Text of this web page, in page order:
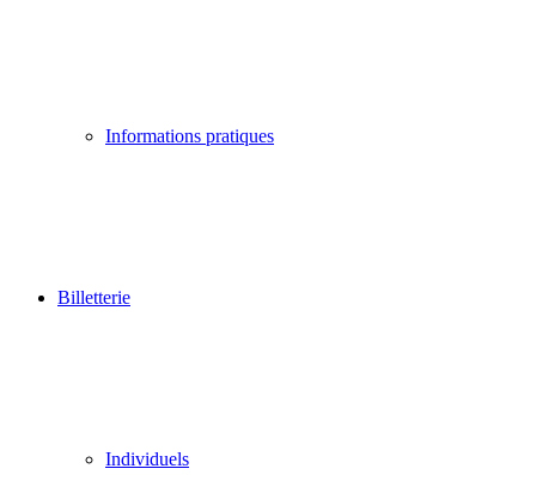
Informations pratiques
Billetterie
Individuels